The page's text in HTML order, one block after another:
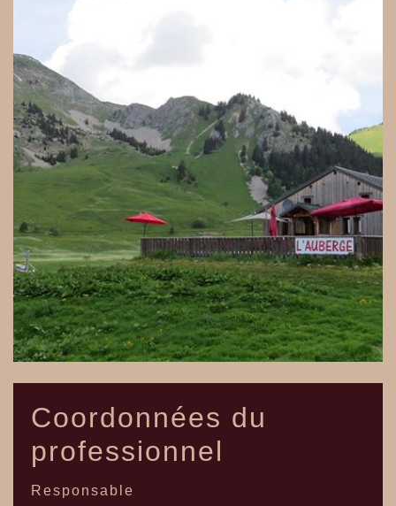
Coordonnées du
professionnel
Responsable